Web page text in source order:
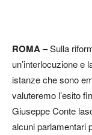
ROMA– Sulla
un’interlocuzione e
istanze che sono
valuteremo l’esito
Giuseppe Conte
alcuni parlamentari